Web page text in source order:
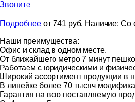
Звоните
Подробнее от 741 руб. Наличие: Со
Наши преимущества:
Офис и склад в одном месте.
От ближайшего метро 7 минут
Работаем с юридическими и
Широкий ассортимент продукции в
В линейке более 70 тысяч
Гарантия на всю поставляемую